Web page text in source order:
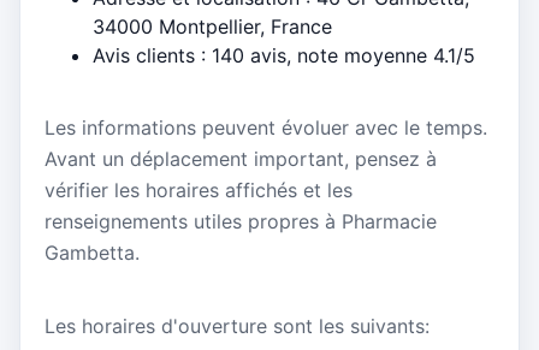
34000 Montpellier, France
Avis clients : 140 avis, note moyenne 4.1/5
Les informations peuvent évoluer avec le temps.
Avant un déplacement important, pensez à
vérifier les horaires affichés et les
renseignements utiles propres à Pharmacie
Gambetta.
Les horaires d'ouverture sont les suivants: